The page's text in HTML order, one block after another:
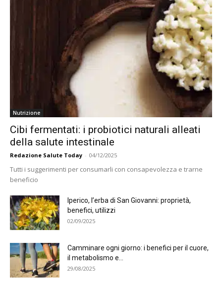
Nutrizione
Cibi fermentati: i probiotici naturali alleati
della salute intestinale
Redazione Salute Today - 04/12/2025
Tutti i suggerimenti per consumarli con consapevolezza e trarne
beneficio
Iperico, l’erba di San Giovanni: proprietà,
benefici, utilizzi
02/09/2025
Camminare ogni giorno: i benefici per il cuore,
il metabolismo e...
29/08/2025